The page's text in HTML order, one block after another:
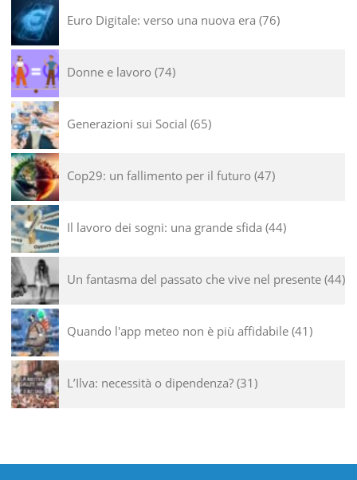
Euro Digitale: verso una nuova era 76
Donne e lavoro 74
Generazioni sui Social 65
Cop29: un fallimento per il futuro 47
Il lavoro dei sogni: una grande sfida 44
Un fantasma del passato che vive nel presente 44
Quando l'app meteo non è più affidabile 41
L’Ilva: necessità o dipendenza? 31